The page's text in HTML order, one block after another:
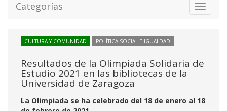
Toggle
Categorías
CULTURA Y COMUNIDAD POLÍTICA SOCIAL E IGUALDAD
Resultados de la Olimpiada Solidaria de
Estudio 2021 en las bibliotecas de la
Universidad de Zaragoza
La Olimpiada se ha celebrado del 18 de enero al 18